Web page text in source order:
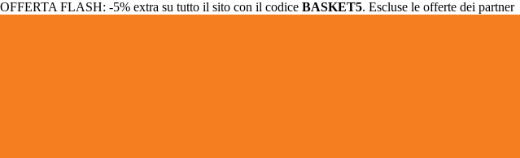
OFFERTA FLASH: -5% extra su tutto il sito con il codice BASKET5. Escluse le offerte dei partner